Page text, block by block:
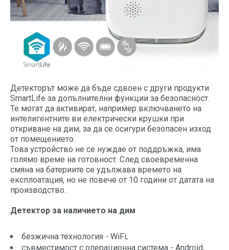
Детекторът може да бъде сдвоен с други продукти
SmartLife за допълнителни функции за безопасност.
Те могат да активират, например включването на
интелигентните ви електрически крушки при
откриване на дим, за да се осигури безопасен изход
от помещението.
Това устройство не се нуждае от поддръжка, има
голямо време на готовност. След своевременна
смяна на батериите се удължава времето на
експлоатация, но не повече от 10 години от датата на
производство.
Детектор за наличието на дим
безжична технология - WiFi;
съвместимoст с операционна система - Android,